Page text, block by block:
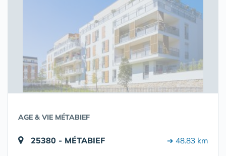
AGE & VIE MÉTABIEF
25380 - MÉTABIEF ➔ 48.83 km